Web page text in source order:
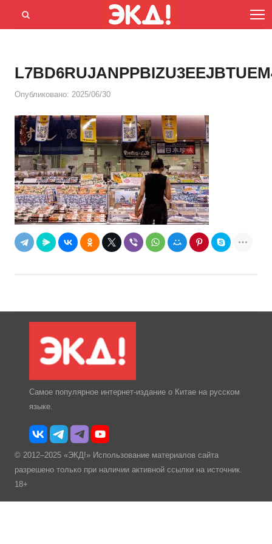
Menu
Открыть
Опубликовано: 2025/06/30
Самое популярное интернет-издание о Китае на русском
языке.
© 2012–2025 «ЭКД!» Использование материалов сайта
разрешено только при наличии активной ссылки на источник.
18+